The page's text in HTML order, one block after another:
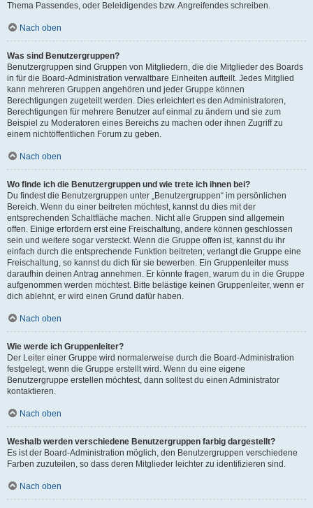
Thema Passendes, oder Beleidigendes bzw. Angreifendes schreiben.
Nach oben
Was sind Benutzergruppen?
Benutzergruppen sind Gruppen von Mitgliedern, die die Mitglieder des Boards
in für die Board-Administration verwaltbare Einheiten aufteilt. Jedes Mitglied
kann mehreren Gruppen angehören und jeder Gruppe können
Berechtigungen zugeteilt werden. Dies erleichtert es den Administratoren,
Berechtigungen für mehrere Benutzer auf einmal zu ändern und sie zum
Beispiel zu Moderatoren eines Bereichs zu machen oder ihnen Zugriff zu
einem nichtöffentlichen Forum zu geben.
Nach oben
Wo finde ich die Benutzergruppen und wie trete ich ihnen bei?
Du findest die Benutzergruppen unter „Benutzergruppen“ im persönlichen
Bereich. Wenn du einer beitreten möchtest, kannst du dies mit der
entsprechenden Schaltfläche machen. Nicht alle Gruppen sind allgemein
offen. Einige erfordern erst eine Freischaltung, andere können geschlossen
sein und weitere sogar versteckt. Wenn die Gruppe offen ist, kannst du ihr
einfach durch die entsprechende Funktion beitreten; verlangt die Gruppe eine
Freischaltung, so kannst du dich für sie bewerben. Ein Gruppenleiter muss
daraufhin deinen Antrag annehmen. Er könnte fragen, warum du in die Gruppe
aufgenommen werden möchtest. Bitte belästige keinen Gruppenleiter, wenn er
dich ablehnt, er wird einen Grund dafür haben.
Nach oben
Wie werde ich Gruppenleiter?
Der Leiter einer Gruppe wird normalerweise durch die Board-Administration
festgelegt, wenn die Gruppe erstellt wird. Wenn du eine eigene
Benutzergruppe erstellen möchtest, dann solltest du einen Administrator
kontaktieren.
Nach oben
Weshalb werden verschiedene Benutzergruppen farbig dargestellt?
Es ist der Board-Administration möglich, den Benutzergruppen verschiedene
Farben zuzuteilen, so dass deren Mitglieder leichter zu identifizieren sind.
Nach oben